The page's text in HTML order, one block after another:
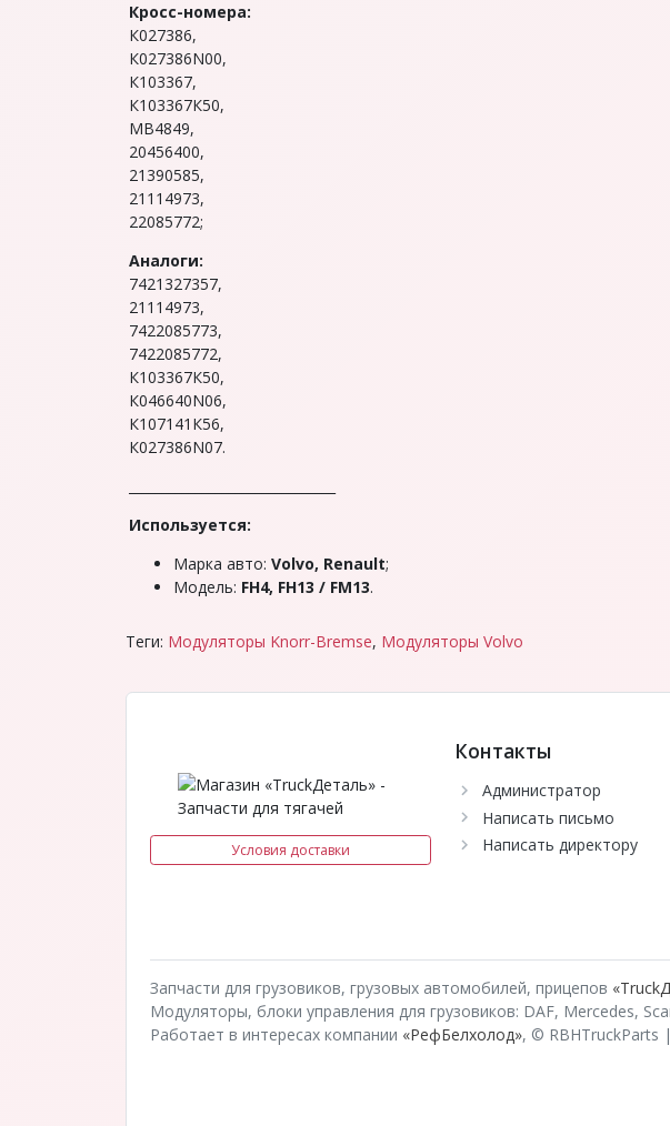
Кросс-номера:
К027386,
К027386N00,
К103367,
К103367К50,
МВ4849,
20456400,
21390585,
21114973,
22085772;
Аналоги:
7421327357,
21114973,
7422085773,
7422085772,
К103367К50,
К046640N06,
К107141К56,
К027386N07.
Используется:
Mapкa авто: Volvo, Renault;
Mодель: FН4, FН13 / FМ13.
Теги: Модуляторы Knorr-Bremse, Модуляторы Volvo
Условия доставки
Контакты
Администратор
Написать письмо
Написать директору
Запчасти для грузовиков, грузовых автомобилей, прицепов
Модуляторы, блоки управления для грузовиков: DAF, Mercedes,
Работает в интересах компании «РефБелхолод», © RBHTruckParts